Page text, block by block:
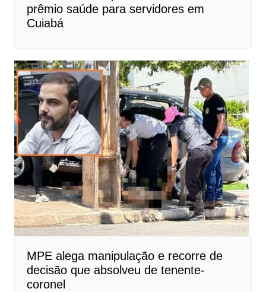
prêmio saúde para servidores em
Cuiabá
MPE alega manipulação e recorre de
decisão que absolveu de tenente-
coronel